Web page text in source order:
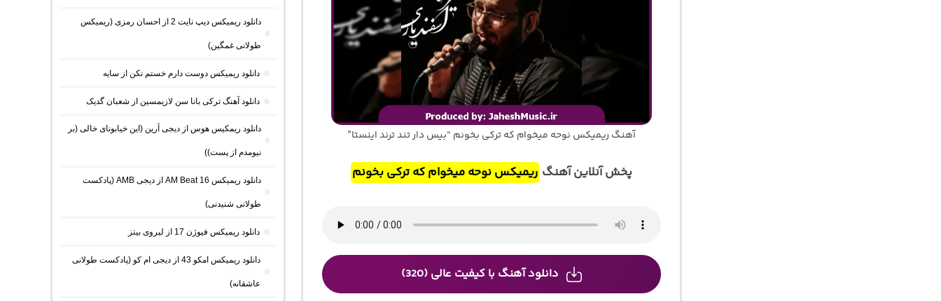
آهنگ ریمیکس نوحه میخوام که ترکی بخونم “بیس دار تند ترند اینستا”
پخش آنلاین آهنگ ریمیکس نوحه میخوام که ترکی بخونم
دانلود آهنگ با کیفیت عالی (320)
دانلود ریمیکس دیپ نایت 2 از احسان رمزی (ریمیکس
طولانی غمگین)
دانلود ریمیکس دوست دارم خستم نکن از سایه
دانلود آهنگ ترکی بانا سن لازیمسین از شعبان گدیک
دانلود ریمکیس هوس از دیجی آرین (این خیابونای خالی (بر
نیومدم از پست))
دانلود ریمیکس AM Beat 16 از دیجی AMB (پادکست
طولانی شنیدنی)
دانلود ریمیکس فیوژن 17 از لیروی بیتز
دانلود ریمیکس امکو 43 از دیجی ام کو (پادکست طولانی
عاشقانه)